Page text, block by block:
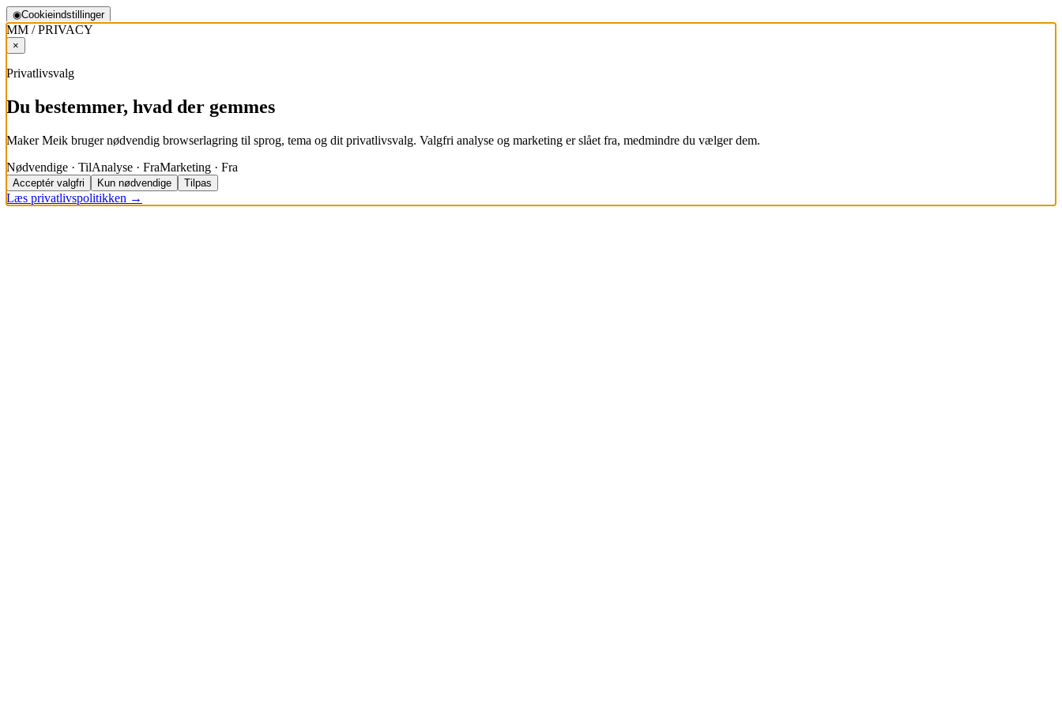
◉Cookieindstillinger
MM / PRIVACY
×
Privatlivsvalg
Du bestemmer, hvad der gemmes
Maker Meik bruger nødvendig browserlagring til sprog, tema og dit privatlivsvalg. Valgfri analyse og marketing er slået fra, medmindre du vælger dem.
Nødvendige · TilAnalyse · FraMarketing · Fra
Acceptér valgfri Kun nødvendige Tilpas
Læs privatlivspolitikken →